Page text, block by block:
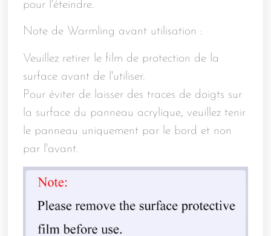
pour l'éteindre.
Note de Warmling avant utilisation :
Veuillez retirer le film de protection de la
surface avant de l'utiliser.
Pour éviter de laisser des traces de doigts sur
la surface du panneau acrylique, veuillez tenir
le panneau uniquement par le bord et non
par l'avant.